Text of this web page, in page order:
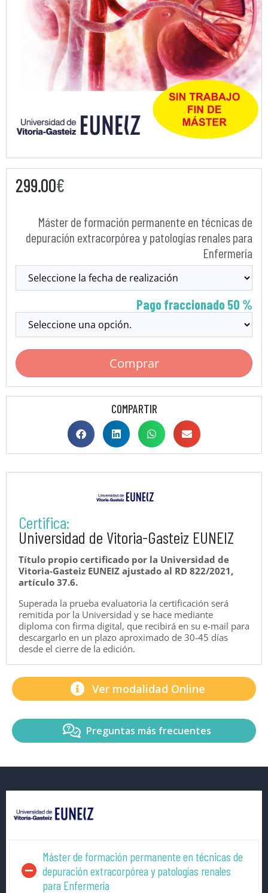
299.00€
Máster de formación permanente en técnicas de
depuración extracorpórea y patologías renales para
Enfermería
Pago fraccionado 50 %
Comprar
COMPARTIR
Certifica:
Universidad de Vitoria-Gasteiz EUNEIZ
Título propio certificado por la Universidad de
Vitoria-Gasteiz EUNEIZ ajustado al RD 822/2021,
artículo 37.6.
Superada la prueba evaluatoria la certificación será
remitida por la Universidad y se hace mediante
diploma con firma digital, que recibirá en su e-mail para
descargarlo en un plazo aproximado de 30-45 días
desde el cierre de la edición.
Ver modalidad Online
Preguntas más frecuentes
Máster de formación permanente en técnicas de
depuración extracorpórea y patologías renales
para Enfermería